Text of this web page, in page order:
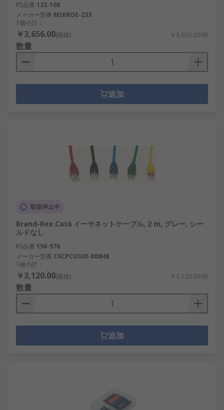
RS品番 122-108
メーカー型番 MIKROE-233
1個小計：
￥3,656.00(税抜) ￥3,656.00/個
数量
追加
取扱停止中
Brand-Rex Cat6 イーサネットケーブル, 2 m, グレー, シー
ルドなし
RS品番 156-976
メーカー型番 C6CPCU020-888HB
1個小計：
￥3,120.00(税抜) ￥3,120.00/個
数量
追加